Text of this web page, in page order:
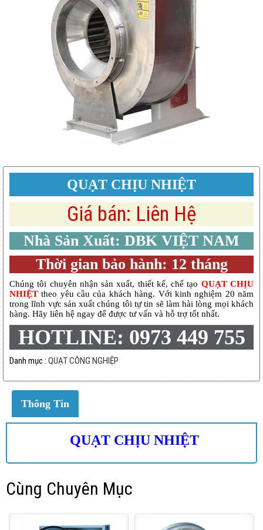
QUẠT CHỊU NHIỆT
Giá bán: Liên Hệ
Nhà Sản Xuất: DBK VIỆT NAM
Thời gian bảo hành: 12 tháng
Chúng tôi chuyên nhận sản xuất, thiết kế, chế tạo QUẠT CHỊU
NHIỆT theo yêu cầu của khách hàng. Với kinh nghiệm 20 năm
trong lĩnh vực sản xuất chúng tôi tự tin sẽ làm hài lòng mọi khách
hàng. Hãy liên hệ ngay để được tư vấn và hỗ trợ tốt nhất.
HOTLINE: 0973 449 755
Danh mục : QUẠT CÔNG NGHIỆP
Thông Tin
QUẠT CHỊU NHIỆT
Cùng Chuyên Mục